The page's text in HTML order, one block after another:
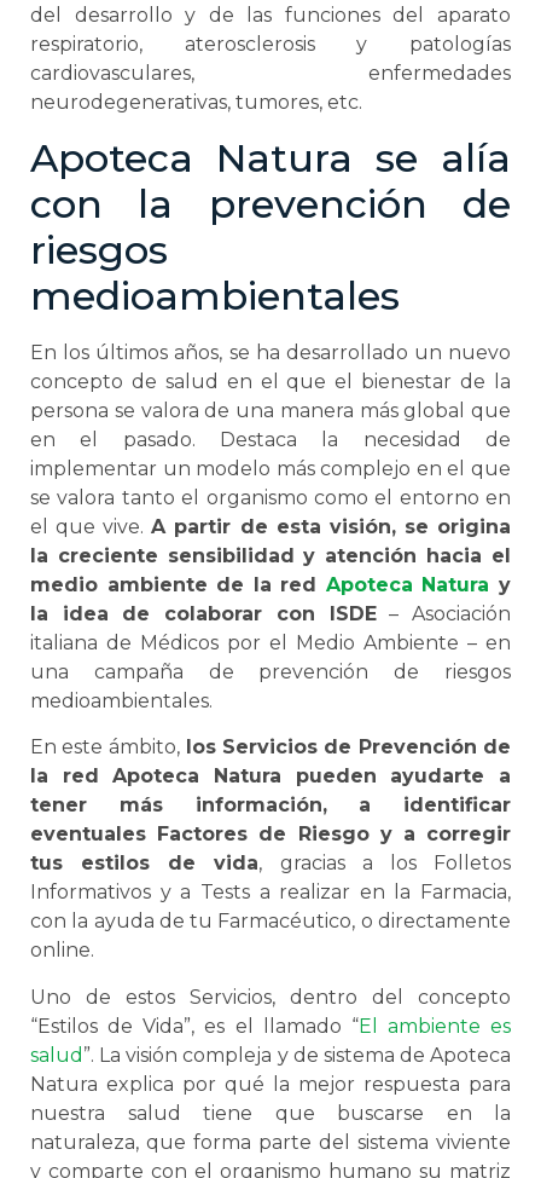
del desarrollo y de las funciones del aparato
respiratorio, aterosclerosis y patologías
cardiovasculares, enfermedades
neurodegenerativas, tumores, etc.
Apoteca Natura se alía
con la prevención de
riesgos
medioambientales
En los últimos años, se ha desarrollado un nuevo
concepto de salud en el que el bienestar de la
persona se valora de una manera más global que
en el pasado. Destaca la necesidad de
implementar un modelo más complejo en el que
se valora tanto el organismo como el entorno en
el que vive.A partir de esta visión, se origina
la creciente sensibilidad y atención hacia el
medio ambiente de la red Apoteca Natura y
la idea de colaborar con ISDE– Asociación
italiana de Médicos por el Medio Ambiente – en
una campaña de prevención de riesgos
medioambientales.
En este ámbito,los Servicios de Prevención de
la red Apoteca Natura pueden ayudarte a
tener más información, a identificar
eventuales Factores de Riesgo y a corregir
tus estilos de vida, gracias a los Folletos
Informativos y a Tests a realizar en la Farmacia,
con la ayuda de tu Farmacéutico, o directamente
online.
Uno de estos Servicios, dentro del concepto
“Estilos de Vida”, es el llamado “El ambiente es
salud ”. La visión compleja y de sistema de Apoteca
Natura explica por qué la mejor respuesta para
nuestra salud tiene que buscarse en la
naturaleza, que forma parte del sistema viviente
y comparte con el organismo humano su matriz